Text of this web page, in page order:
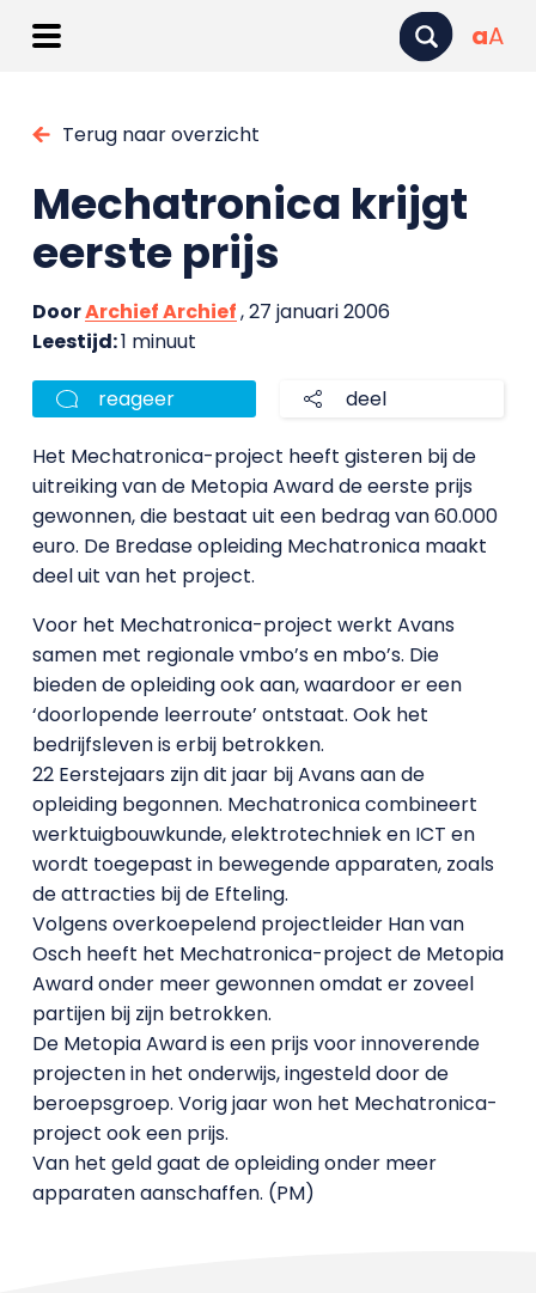
aA
Terug naar overzicht
Mechatronica krijgt
eerste prijs
DoorArchief Archief, 27 januari 2006
Leestijd:1 minuut
reageer deel
Het Mechatronica-project heeft gisteren bij de
uitreiking van de Metopia Award de eerste prijs
gewonnen, die bestaat uit een bedrag van 60.000
euro. De Bredase opleiding Mechatronica maakt
deel uit van het project.
Voor het Mechatronica-project werkt Avans
samen met regionale vmbo’s en mbo’s. Die
bieden de opleiding ook aan, waardoor er een
‘doorlopende leerroute’ ontstaat. Ook het
bedrijfsleven is erbij betrokken.
22 Eerstejaars zijn dit jaar bij Avans aan de
opleiding begonnen. Mechatronica combineert
werktuigbouwkunde, elektrotechniek en ICT en
wordt toegepast in bewegende apparaten, zoals
de attracties bij de Efteling.
Volgens overkoepelend projectleider Han van
Osch heeft het Mechatronica-project de Metopia
Award onder meer gewonnen omdat er zoveel
partijen bij zijn betrokken.
De Metopia Award is een prijs voor innoverende
projecten in het onderwijs, ingesteld door de
beroepsgroep. Vorig jaar won het Mechatronica-
project ook een prijs.
Van het geld gaat de opleiding onder meer
apparaten aanschaffen. (PM)